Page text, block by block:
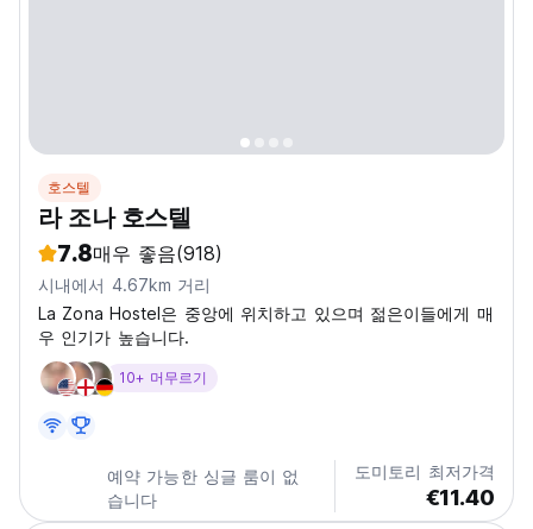
호스텔
라 조나 호스텔
7.8매우 좋음(918)
시내에서 4.67km 거리
La Zona Hostel은 중앙에 위치하고 있으며 젊은이들에게 매
우 인기가 높습니다.
10+ 머무르기
예약 가능한 싱글 룸이 없
습니다
도미토리 최저가격
€11.40